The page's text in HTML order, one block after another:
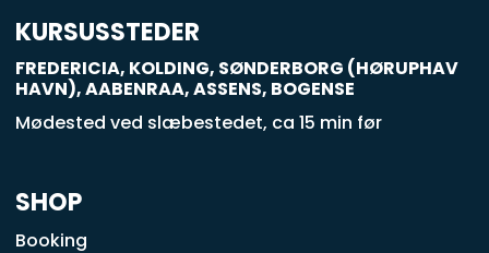
q
u
a
r
KURSUSSTEDER
FREDERICIA, KOLDING, SØNDERBORG (HØRUPHAV
HAVN), AABENRAA, ASSENS, BOGENSE
Mødested ved slæbestedet, ca 15 min før
SHOP
Booking